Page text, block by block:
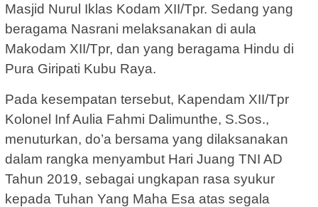
Masjid Nurul Iklas Kodam XII/Tpr. Sedang yang
beragama Nasrani melaksanakan di aula
Makodam XII/Tpr, dan yang beragama Hindu di
Pura Giripati Kubu Raya.
Pada kesempatan tersebut, Kapendam XII/Tpr
Kolonel Inf Aulia Fahmi Dalimunthe, S.Sos.,
menuturkan, do’a bersama yang dilaksanakan
dalam rangka menyambut Hari Juang TNI AD
Tahun 2019, sebagai ungkapan rasa syukur
kepada Tuhan Yang Maha Esa atas segala